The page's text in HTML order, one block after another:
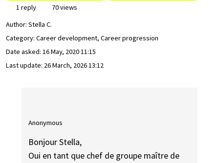
1 reply
70 views
Author: Stella C.
Category: Career development, Career progression
Date asked: 16 May, 2020 11:15
Last update: 26 March, 2026 13:12
Anonymous
Bonjour Stella,
Oui en tant que chef de groupe maître de